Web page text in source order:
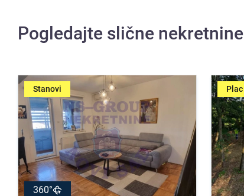
Pogledajte slične nekretnine
Stanovi
360°
Plac